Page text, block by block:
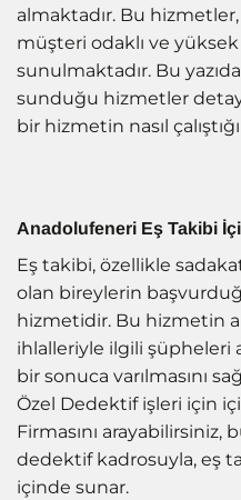
almaktadır. Bu
müşteri odaklı ve
sunulmaktadır. Bu
sunduğu hizmetler
bir hizmetin nasıl
Anadolufeneri Eş Takibi
Eş takibi, özellikle
olan bireylerin
hizmetidir. Bu hizmetin
ihlalleriyle ilgili şüpheleri
bir sonuca varılmasını
Özel Dedektif işleri için
Firmasını arayabilirsiniz,
dedektif kadrosuyla, eş
içinde sunar.